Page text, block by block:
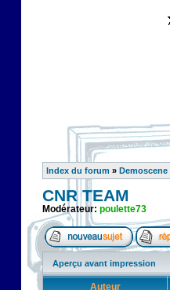
Index du forum » Demoscene
CNR TEAM
Modérateur: poulette73
Aperçu avant impression
Auteur